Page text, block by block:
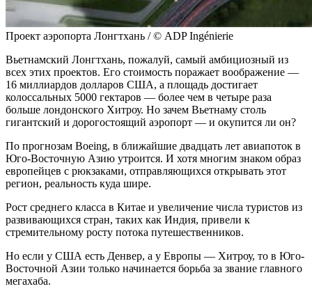
Проект аэропорта Лонгтхань / © ADP Ingénierie
Вьетнамский Лонгтхань, пожалуй, самый амбициозный из
всех этих проектов. Его стоимость поражает воображение —
16 миллиардов долларов США, а площадь достигает
колоссальных 5000 гектаров — более чем в четыре раза
больше лондонского Хитроу. Но зачем Вьетнаму столь
гигантский и дорогостоящий аэропорт — и окупится ли он?
По прогнозам Boeing, в ближайшие двадцать лет авиапоток в
Юго-Восточную Азию утроится. И хотя многим знаком образ
европейцев с рюкзаками, отправляющихся открывать этот
регион, реальность куда шире.
Рост среднего класса в Китае и увеличение числа туристов из
развивающихся стран, таких как Индия, привели к
стремительному росту потока путешественников.
Но если у США есть Денвер, а у Европы — Хитроу, то в Юго-
Восточной Азии только начинается борьба за звание главного
мегахаба.